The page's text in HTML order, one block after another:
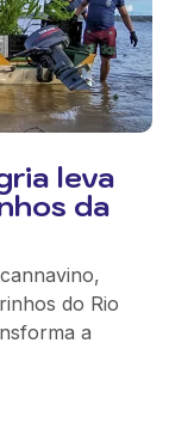
leva
da
do Rio
a